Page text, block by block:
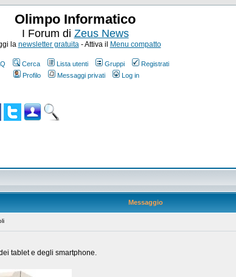
Olimpo Informatico
I Forum di Zeus News
la newsletter gratuita- Attiva il Menu compatto
Cerca Lista utenti Gruppi
Registrati
Profilo
Messaggi privati Log in
Messaggio
tablet e degli smartphone.